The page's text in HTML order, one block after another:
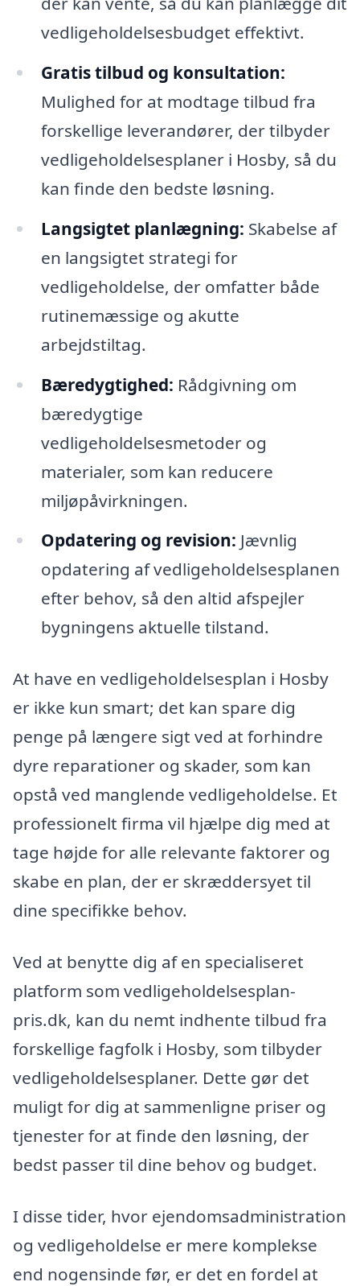
vedligeholdelsesbudget effektivt.
Gratis tilbud og konsultation:
Mulighed for at modtage tilbud fra
forskellige leverandører, der tilbyder
vedligeholdelsesplaner i Hosby, så du
kan finde den bedste løsning.
Langsigtet planlægning: Skabelse af
en langsigtet strategi for
vedligeholdelse, der omfatter både
rutinemæssige og akutte
arbejdstiltag.
Bæredygtighed: Rådgivning om
bæredygtige
vedligeholdelsesmetoder og
materialer, som kan reducere
miljøpåvirkningen.
Opdatering og revision: Jævnlig
opdatering af vedligeholdelsesplanen
efter behov, så den altid afspejler
bygningens aktuelle tilstand.
At have en vedligeholdelsesplan i Hosby
er ikke kun smart; det kan spare dig
penge på længere sigt ved at forhindre
dyre reparationer og skader, som kan
opstå ved manglende vedligeholdelse. Et
professionelt firma vil hjælpe dig med at
tage højde for alle relevante faktorer og
skabe en plan, der er skræddersyet til
dine specifikke behov.
Ved at benytte dig af en specialiseret
platform som vedligeholdelsesplan-
pris.dk, kan du nemt indhente tilbud fra
forskellige fagfolk i Hosby, som tilbyder
vedligeholdelsesplaner. Dette gør det
muligt for dig at sammenligne priser og
tjenester for at finde den løsning, der
bedst passer til dine behov og budget.
I disse tider, hvor ejendomsadministration
og vedligeholdelse er mere komplekse
end nogensinde før, er det en fordel at